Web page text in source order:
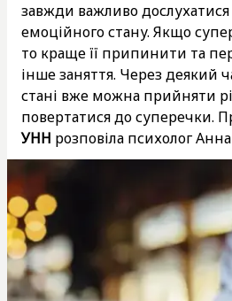
завжди важливо дослухатися
емоційного стану. Якщо
то краще її припинити та
інше заняття. Через деякий
стані вже можна прийняти
повертатися до суперечки.
УНН розповіла психолог